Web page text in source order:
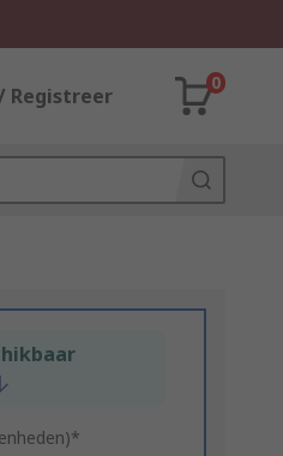
Registreer
0